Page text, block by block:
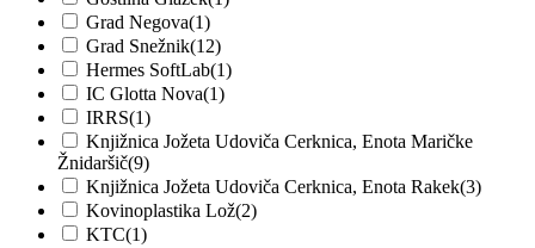
Grad Negova(1)
Grad Snežnik(12)
Hermes SoftLab(1)
IC Glotta Nova(1)
IRRS(1)
Knjižnica Jožeta Udoviča Cerknica, Enota Maričke
Žnidaršič(9)
Knjižnica Jožeta Udoviča Cerknica, Enota Rakek(3)
Kovinoplastika Lož(2)
KTC(1)